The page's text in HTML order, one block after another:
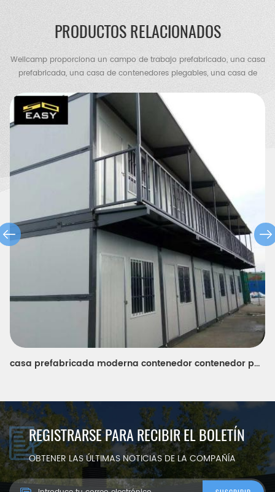
PRODUCTOS RELACIONADOS
Wellcamp proporciona un campo de trabajo prefabricado, una casa
prefabricada, una casa de contenedores plegables, una casa de
contenedores de paquete plano, una casa de contenedores
expandible, una villa de contenedores, una villa de acero, un
almacén de estructura de acero, un cobertizo de pollos, un baño
portátil, una casa de guardia, etc.
casa prefabricada moderna contenedor contenedor panel sándwich plegable
REGISTRARSE PARA RECIBIR EL BOLETÍN
OBTENER LAS ÚLTIMAS NOTICIAS DE LA COMPAÑÍA